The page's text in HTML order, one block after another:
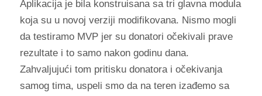
Aplikacija je bila konstruisana sa tri glavna modula
koja su u novoj verziji modifikovana. Nismo mogli
da testiramo MVP jer su donatori očekivali prave
rezultate i to samo nakon godinu dana.
Zahvaljujući tom pritisku donatora i očekivanja
samog tima, uspeli smo da na teren izađemo sa